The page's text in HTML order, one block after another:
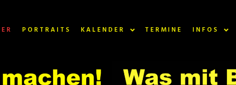
PORTRAITS KALENDER TERMINE INFOS